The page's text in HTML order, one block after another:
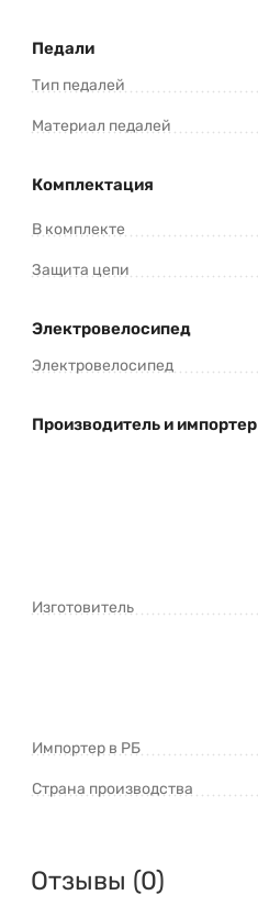
Педали
Тип педалей
Материал педалей
Комплектация
В комплекте
Защита цепи
Электровелосипед
Электровелосипед
Производитель и импортер
Изготовитель
Импортер в РБ
Страна производства
Отзывы (0)